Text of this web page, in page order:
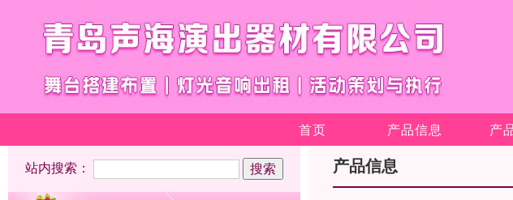
首页 产品信息 产
站内搜索： 产品信息